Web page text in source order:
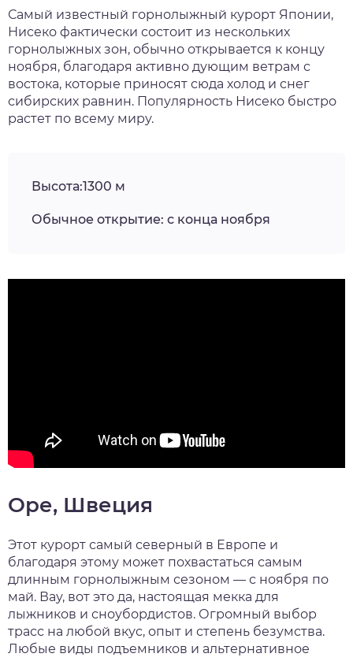
Самый известный горнолыжный курорт Японии,
Нисеко фактически состоит из нескольких
горнолыжных зон, обычно открывается к концу
ноября, благодаря активно дующим ветрам с
востока, которые приносят сюда холод и снег
сибирских равнин. Популярность Нисеко быстро
растет по всему миру.
Высота:1300 м
Обычное открытие: с конца ноября
Оре, Швеция
Этот курорт самый северный в Европе и
благодаря этому может похвастаться самым
длинным горнолыжным сезоном — с ноября по
май. Вау, вот это да, настоящая мекка для
лыжников и сноубордистов. Огромный выбор
трасс на любой вкус, опыт и степень безумства.
Любые виды подъемников и альтернативное